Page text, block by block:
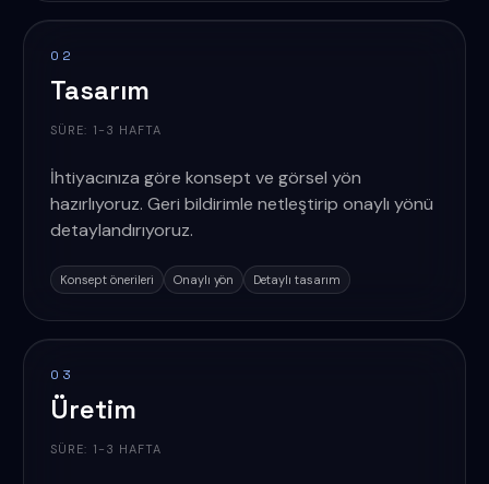
02
Tasarım
SÜRE: 1-3 HAFTA
İhtiyacınıza göre konsept ve görsel yön
hazırlıyoruz. Geri bildirimle netleştirip onaylı yönü
detaylandırıyoruz.
Konsept önerileri Onaylı yön Detaylı tasarım
03
Üretim
SÜRE: 1-3 HAFTA